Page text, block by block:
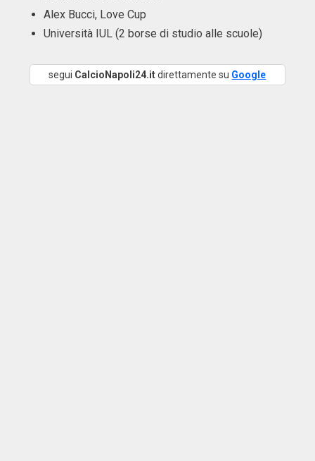
Alex Bucci, Love Cup
Università IUL (2 borse di studio alle scuole)
segui CalcioNapoli24.itdirettamente su Google